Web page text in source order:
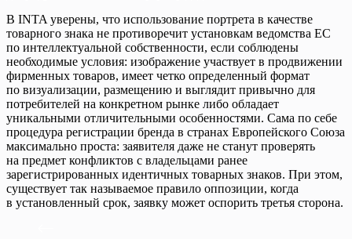
В INTA уверены, что использование портрета в качестве
товарного знака не противоречит установкам ведомства ЕС
по интеллектуальной собственности, если соблюдены
необходимые условия: изображение участвует в продвижении
фирменных товаров, имеет четко определенный формат
по визуализации, размещению и выглядит привычно для
потребителей на конкретном рынке либо обладает
уникальными отличительными особенностями. Сама по себе
процедура регистрации бренда в странах Европейского Союза
максимально проста: заявителя даже не станут проверять
на предмет конфликтов с владельцами ранее
зарегистрированных идентичных товарных знаков. При этом,
существует так называемое правило оппозиции, когда
в установленный срок, заявку может оспорить третья сторона.